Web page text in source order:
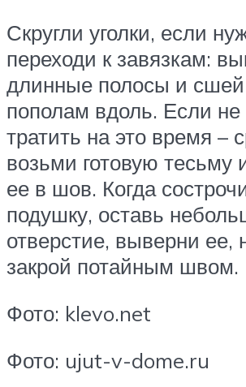
Скругли уголки, если
переходи к завязкам:
длинные полосы и
пополам вдоль. Если
тратить на это время –
возьми готовую тесьму
ее в шов. Когда
подушку, оставь
отверстие, выверни ее,
закрой потайным швом.
Фото: klevo.net
Фото: ujut-v-dome.ru